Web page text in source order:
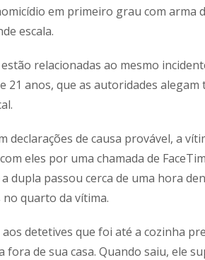
em primeiro grau com arma
escala.
estão relacionadas ao mesmo
21 anos, que as autoridades
declarações de causa provável, a
eles por uma chamada de
dupla passou cerca de uma hora
quarto da vítima.
aos detetives que foi até a cozinha
fora de sua casa. Quando saiu, ele